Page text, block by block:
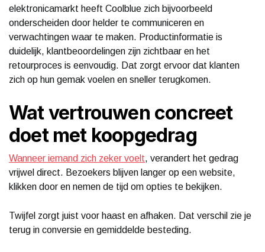
elektronicamarkt heeft Coolblue zich bijvoorbeeld
onderscheiden door helder te communiceren en
verwachtingen waar te maken. Productinformatie is
duidelijk, klantbeoordelingen zijn zichtbaar en het
retourproces is eenvoudig. Dat zorgt ervoor dat klanten
zich op hun gemak voelen en sneller terugkomen.
Wat vertrouwen concreet
doet met koopgedrag
Wanneer iemand zich zeker voelt, verandert het gedrag
vrijwel direct. Bezoekers blijven langer op een website,
klikken door en nemen de tijd om opties te bekijken.
Twijfel zorgt juist voor haast en afhaken. Dat verschil zie je
terug in conversie en gemiddelde besteding.